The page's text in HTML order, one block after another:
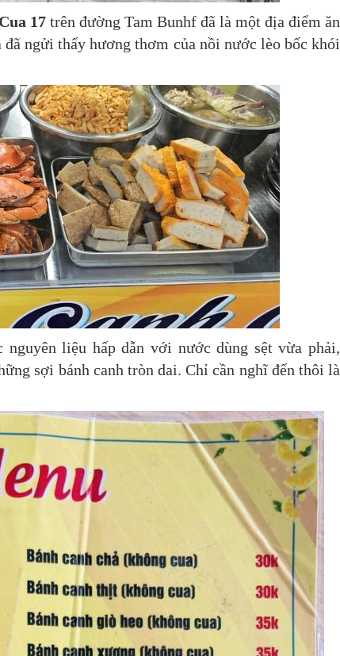
17 trên đường Tam Bunhf đã là một địa điểm ăn
ngửi thấy hương thơm của nồi nước lèo bốc khói
liệu hấp dẫn với nước dùng sệt vừa phải,
sợi bánh canh tròn dai. Chỉ cần nghĩ đến thôi là